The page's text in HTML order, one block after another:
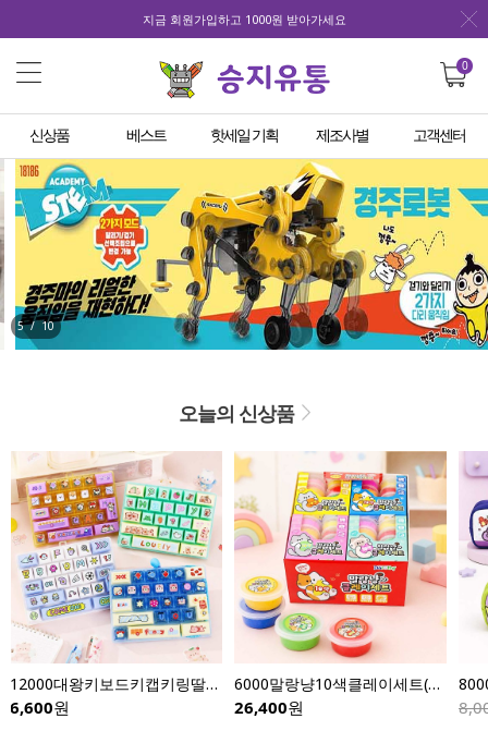
지금 회원가입하고 1000원 받아가세요
0
신상품 베스트 핫세일 기획 제조사별 고객센터
5 / 10
오늘의 신상품
6000말랑냥10색클레이세트(8개입) 8000포켓몬더블포켓봉제필통-낱개
8,000
[식품]더블콜사별사탕(50gX12개입)
7,300